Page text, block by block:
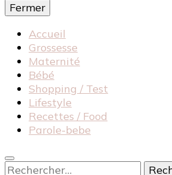
Fermer
Accueil
Grossesse
Maternité
Bébé
Shopping / Test
Lifestyle
Recettes / Food
Parole-bebe
Rechercher :